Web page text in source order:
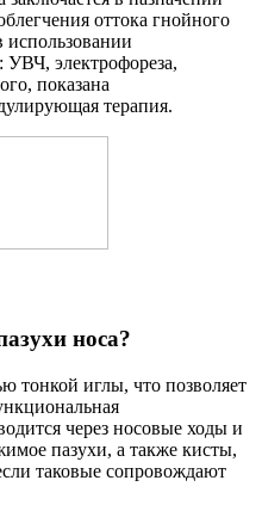
оттока гнойного
использовании
УВЧ, электрофореза,
показана
терапия.
носа?
тонкой иглы, что позволяет
через носовые ходы и
пазухи, а также кисты,
таковые сопровождают